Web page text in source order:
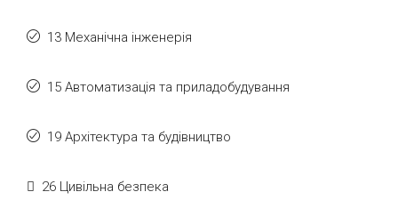
13 Механічна інженерія
15 Автоматизація та приладобудування
19 Архітектура та будівництво
26 Цивільна безпека